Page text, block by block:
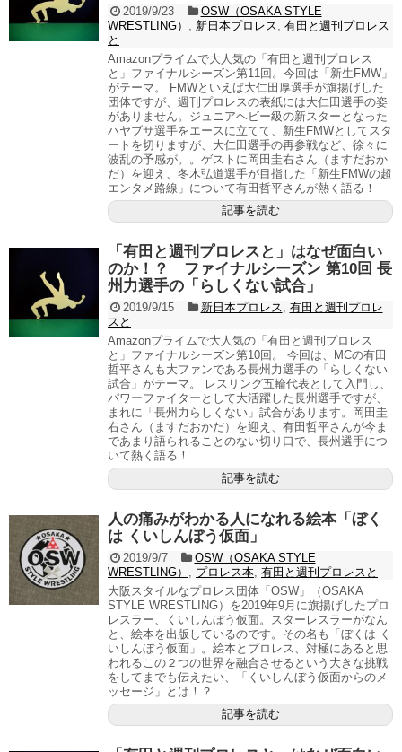
2019/9/23
OSW（OSAKA STYLE
WRESTLING） , 新日本プロレス, 有田と週刊プロレス
と
Amazonプライムで大人気の「有田と週刊プロレス
と」ファイナルシーズン第11回。今回は「新生FMW」
がテーマ。 FMWといえば大仁田厚選手が旗揚げした
団体ですが、週刊プロレスの表紙には大仁田選手の姿
がありません。ジュニアヘビー級の新スターとなった
ハヤブサ選手をエースに立てて、新生FMWとしてスタ
ートを切りますが、大仁田選手の再参戦など、徐々に
波乱の予感が。。ゲストに岡田圭右さん（ますだおか
だ）を迎え、冬木弘道選手が目指した「新生FMWの超
エンタメ路線」について有田哲平さんが熱く語る！
記事を読む
「有田と週刊プロレスと」はなぜ面白い
のか！？ ファイナルシーズン 第10回 長
州力選手の「らしくない試合」
2019/9/15 新日本プロレス, 有田と週刊プロレ
スと
Amazonプライムで大人気の「有田と週刊プロレス
と」ファイナルシーズン第10回。 今回は、MCの有田
哲平さんも大ファンである長州力選手の「らしくない
試合」がテーマ。 レスリング五輪代表として入門し、
パワーファイターとして大活躍した長州選手ですが、
まれに「長州力らしくない」試合があります。岡田圭
右さん（ますだおかだ）を迎え、有田哲平さんが今ま
であまり語られることのない切り口で、長州選手につ
いて熱く語る！
記事を読む
人の痛みがわかる人になれる絵本「ぼく
は くいしんぼう仮面」
2019/9/7
OSW（OSAKA STYLE
WRESTLING） , プロレス本, 有田と週刊プロレスと
大阪スタイルなプロレス団体「OSW」（OSAKA
STYLE WRESTLING）を2019年9月に旗揚げしたプロ
レスラー、くいしんぼう仮面。スターレスラーがなん
と、絵本を出版しているのです。その名も「ぼくは く
いしんぼう仮面」。絵本とプロレス、対極にあると思
われるこの２つの世界を融合させるという大きな挑戦
をしてまでも伝えたい、「くいしんぼう仮面からのメ
ッセージ」とは！？
記事を読む